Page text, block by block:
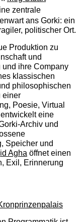
zentrale
ans Gorki: ein
politischer Ort.
Produktion zu
und
und ihre Company
klassischen
philosophischen
einer
Poesie, Virtual
eine
Archiv und
Speicher und
Aghaöffnet einen
Exil, Erinnerung